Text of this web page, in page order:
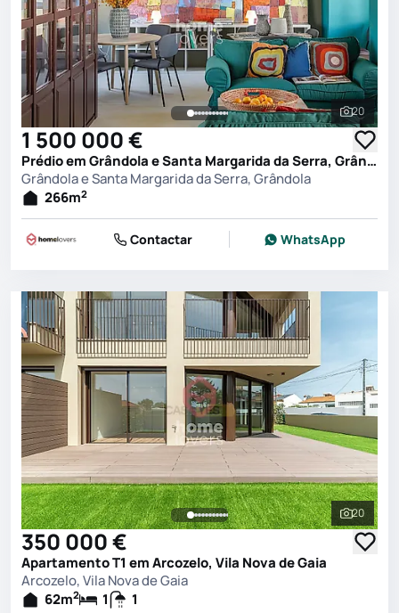
Ver
20
1 500 000 €
Prédio em Grândola e Santa Margarida da Serra, Grândola
Grândola e Santa Margarida da Serra, Grândola
266m2
Contactar WhatsApp
Ver
20
350 000 €
Apartamento T1 em Arcozelo, Vila Nova de Gaia
Arcozelo, Vila Nova de Gaia
62m2 1 1